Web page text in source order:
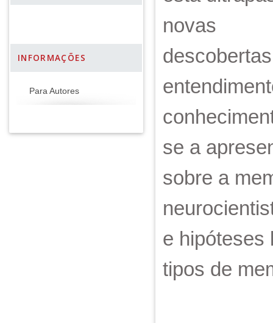
INFORMAÇÕES
Para Autores
novas
se a
sobre a
e hipóteses
tipos de